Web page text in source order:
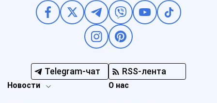
Telegram-чат RSS-лента
Новости О нас